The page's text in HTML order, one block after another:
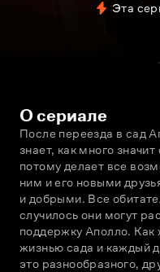
Эта
О сериале
После переезда в сад
знает, как много
потому делает все
ним и его новыми
и добрыми. Все
случилось они могут
поддержку Аполло. Как
жизнью сада и каждый
это разнообразного,